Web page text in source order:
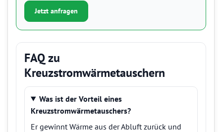
Jetzt anfragen
FAQ zu
Kreuzstromwärmetauschern
Was ist der Vorteil eines
Kreuzstromwärmetauschers?
Er gewinnt Wärme aus der Abluft zurück und